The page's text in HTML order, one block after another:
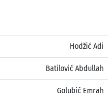
Hodžić Adi
Batilović Abdullah
Golubić Emrah